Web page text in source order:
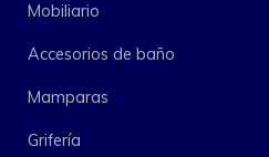
Mobiliario
Accesorios de baño
Mamparas
Grifería